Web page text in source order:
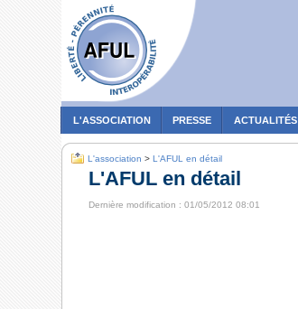
L'ASSOCIATION PRESSE ACTUALITÉS
L'association > L'AFUL en détail
L'AFUL en détail
Dernière modification : 01/05/2012 08:01